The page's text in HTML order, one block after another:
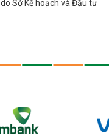
do Sở Kế hoạch và Đầu tư